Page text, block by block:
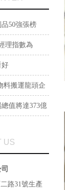
50強張榜
理指數為
好
料搬運龍頭企
值將達373億
US
路31號生產